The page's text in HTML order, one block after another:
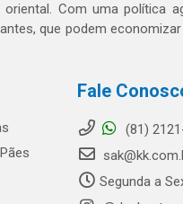
Com uma política
que podem
Fale
(81)
Segunda a